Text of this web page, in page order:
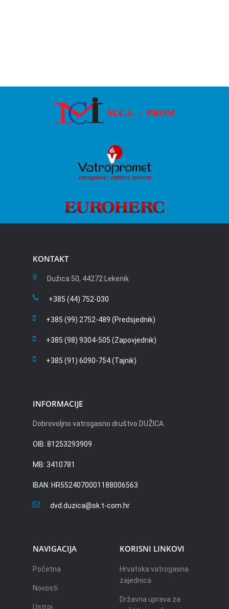
KONTAKT
Dužica 50, 44272 Lekenik
+385 (44) 752-030
+385 (99) 2752-489 (Predsjednik)
+385 (98) 9304-505 (Zapovjednik)
+385 (91) 6090-754 (Tajnik)
INFORMACIJE
Dobrovoljno vatrogasno društvo DUŽICA
OIB: 81253293909
MB: 3410781
IBAN: HR5524070001188006563
dvd.duzica@sk.t-com.hr
NAVIGACIJA
Početna
Novosti
Ustroj
KORISNI LINKOVI
Hrvatska vatrogasna
zajednica
Državna uprava za